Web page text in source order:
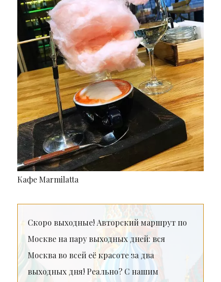
Кафе Marmilatta
Скоро выходные! Авторский маршрут по
Москве на пару выходных дней: вся
Москва во всей её красоте за два
выходных дня! Реально? С нашим